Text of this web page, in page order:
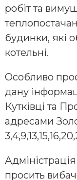
робіт та
будинки, які
котельні.
Особливо
дану
Кутківці та
адресами
просить